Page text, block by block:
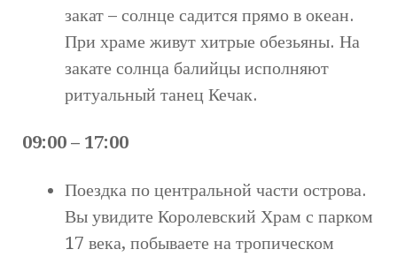
закат – солнце садится прямо в океан.
При храме живут хитрые обезьяны. На
закате солнца балийцы исполняют
ритуальный танец Кечак.
09:00 – 17:00
Поездка по центральной части острова.
Вы увидите Королевский Храм с парком
17 века, побываете на тропическом